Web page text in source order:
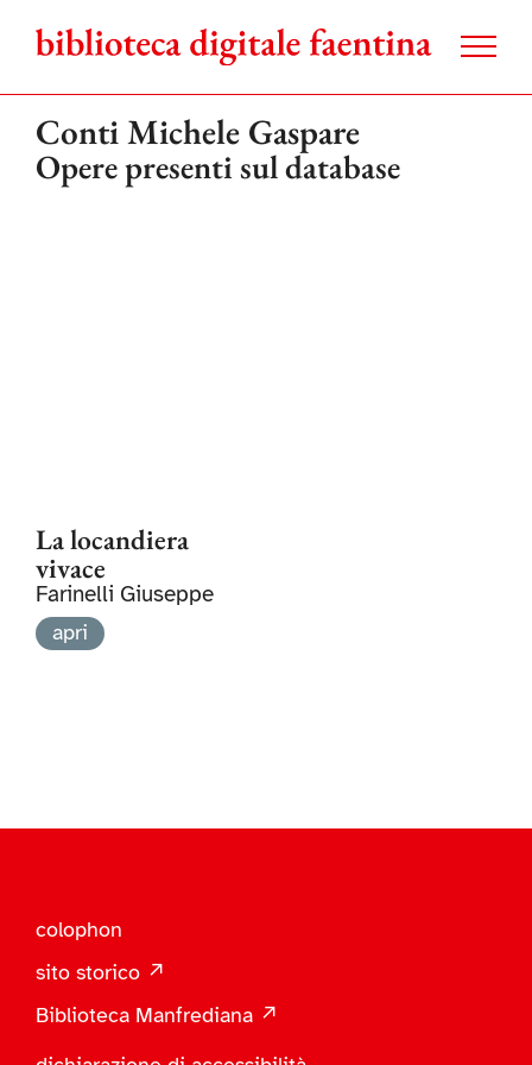
contenuto
Conti Michele Gaspare
Opere presenti sul database
La locandiera
vivace
Farinelli Giuseppe
apri
colophon
sito storico ↗
Biblioteca Manfrediana ↗